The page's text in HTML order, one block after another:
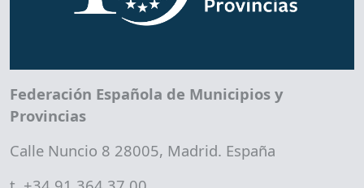
Federación Española de Municipios y
Provincias
Calle Nuncio 8 28005, Madrid. España